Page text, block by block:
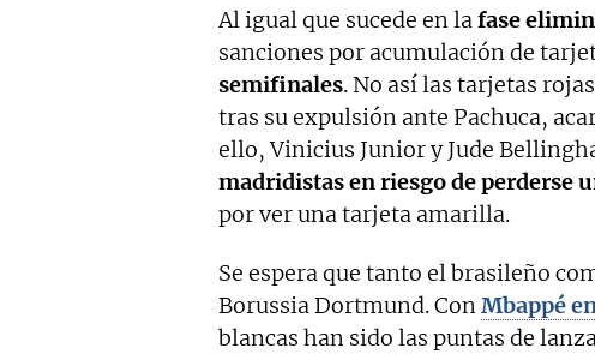
Al igual que sucede en lafase
sanciones por acumulación de
semifinales. No así las tarjetas
tras su expulsión ante Pachuca,
ello, Vinicius Junior y Jude
madridistas en riesgo de perderse
por ver una tarjeta amarilla.
Se espera que tanto el brasileño
Borussia Dortmund. ConMbappé
blancas han sido las puntas de